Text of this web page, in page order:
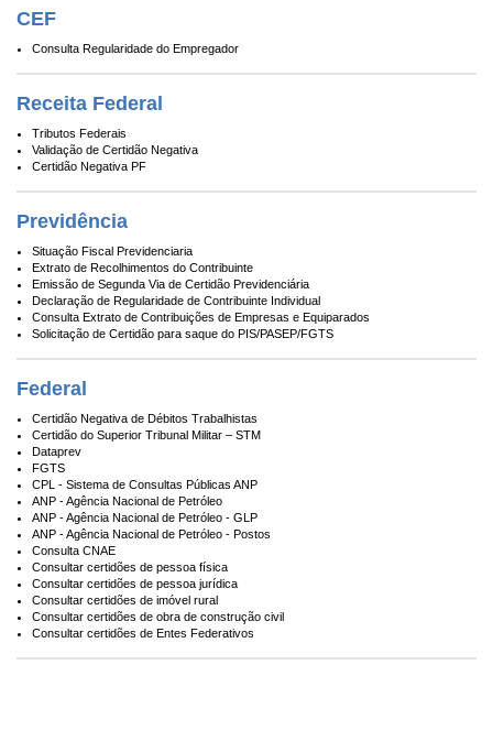
CEF
Consulta Regularidade do Empregador
Receita Federal
Tributos Federais
Validação de Certidão Negativa
Certidão Negativa PF
Previdência
Situação Fiscal Previdenciaria
Extrato de Recolhimentos do Contribuinte
Emissão de Segunda Via de Certidão Previdenciária
Declaração de Regularidade de Contribuinte Individual
Consulta Extrato de Contribuições de Empresas e Equiparados
Solicitação de Certidão para saque do PIS/PASEP/FGTS
Federal
Certidão Negativa de Débitos Trabalhistas
Certidão do Superior Tribunal Militar – STM
Dataprev
FGTS
CPL - Sistema de Consultas Públicas ANP
ANP - Agência Nacional de Petróleo
ANP - Agência Nacional de Petróleo - GLP
ANP - Agência Nacional de Petróleo - Postos
Consulta CNAE
Consultar certidões de pessoa física
Consultar certidões de pessoa jurídica
Consultar certidões de imóvel rural
Consultar certidões de obra de construção civil
Consultar certidões de Entes Federativos